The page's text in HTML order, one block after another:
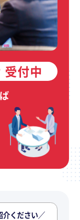
付中
介ください／